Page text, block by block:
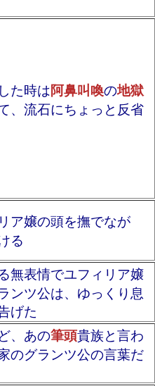
た時は阿鼻叫喚の地獄
、流石にちょっと反省
ア嬢の頭を撫でなが
る
無表情でユフィリア嬢
ンツ公は、ゆっくり息
げた
、あの筆頭貴族と言わ
のグランツ公の言葉だ